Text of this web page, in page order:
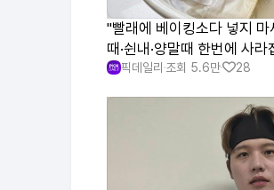
"빨래에 베이킹소다 넣지
때·쉰내·양말때 한번에 사라
픽데일리 조회 5.6만 28